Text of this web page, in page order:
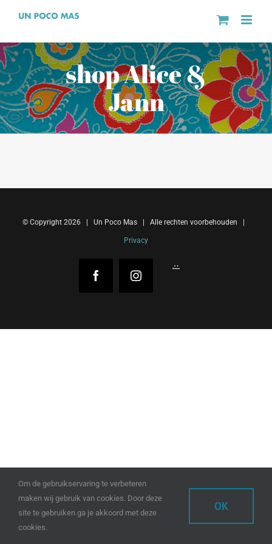
inhoud
shop Alice &
Jann
© Copyright 2026 | Un Poco Mas | Alle rechten voorbehouden |
Privacy
FacebookInstagram
Reejeel
Om de gebruikservaring te verbeteren
maken wij gebruik van cookies. Door deze
site te gebruiken ga je akkoord met deze
cookies.
OK